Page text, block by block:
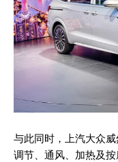
与此同时，上汽大众
调节、通风、加热及